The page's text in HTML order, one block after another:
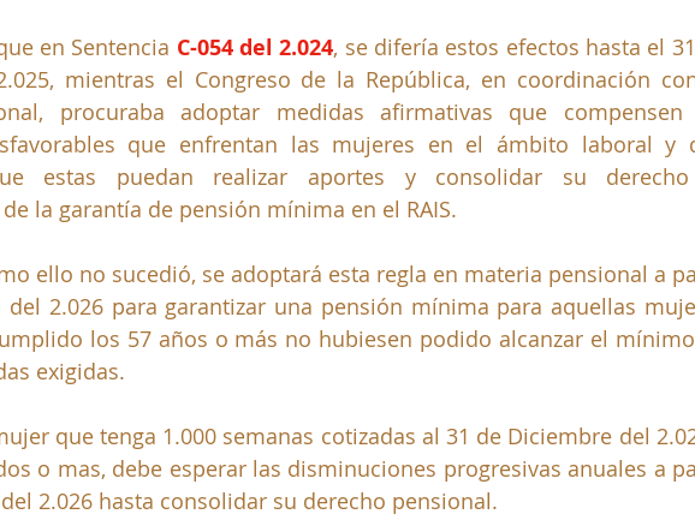
en Sentencia C-054 del 2.024, se difería estos efectos hasta el
mientras el Congreso de la República, en coordinación
procuraba adoptar medidas afirmativas que compensen
que enfrentan las mujeres en el ámbito laboral y
estas puedan realizar aportes y consolidar su
la garantía de pensión mínima en el RAIS.
ello no sucedió, se adoptará esta regla en materia pensional a
del 2.026 para garantizar una pensión mínima para aquellas
los 57 años o más no hubiesen podido alcanzar el
exigidas.
que tenga 1.000 semanas cotizadas al 31 de Diciembre del
o mas, debe esperar las disminuciones progresivas anuales a
2.026 hasta consolidar su derecho pensional.